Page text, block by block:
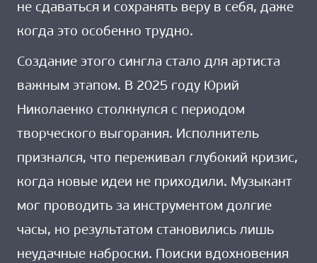
не сдаваться и сохранять веру в себя, даже
когда это особенно трудно.
Создание этого сингла стало для артиста
важным этапом. В 2025 году Юрий
Николаенко столкнулся с периодом
творческого выгорания. Исполнитель
признался, что переживал глубокий кризис,
когда новые идеи не приходили. Музыкант
мог проводить за инструментом долгие
часы, но результатом становились лишь
неудачные наброски. Поиски вдохновения